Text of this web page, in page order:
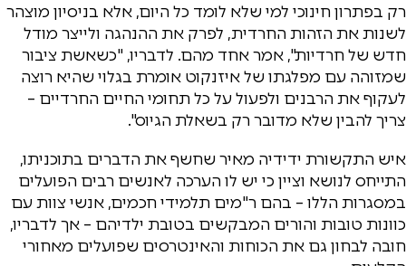
רק בפתרון חינוכי למי שלא לומד כל היום, אלא בניסיון מוצהר
לשנות את הזהות החרדית, לפרק את ההנהגה ולייצר מודל
חדש של חרדיות", אמר אחד מהם. לדבריו, "כשאשת ציבור
שמזוהה עם מפלגתו של איזנקוט אומרת בגלוי שהיא רוצה
לעקוף את הרבנים ולפעול על כל תחומי החיים החרדיים –
צריך להבין שלא מדובר רק בשאלת הגיוס".
איש התקשורת ידידיה מאיר שחשף את הדברים בתוכניתו,
התייחס לנושא וציין כי יש לו הערכה לאנשים רבים הפועלים
במסגרות הללו – בהם ר"מים תלמידי חכמים, אנשי צוות עם
כוונות טובות והורים המבקשים בטובת ילדיהם – אך לדבריו,
חובה לבחון גם את הכוחות והאינטרסים שפועלים מאחורי